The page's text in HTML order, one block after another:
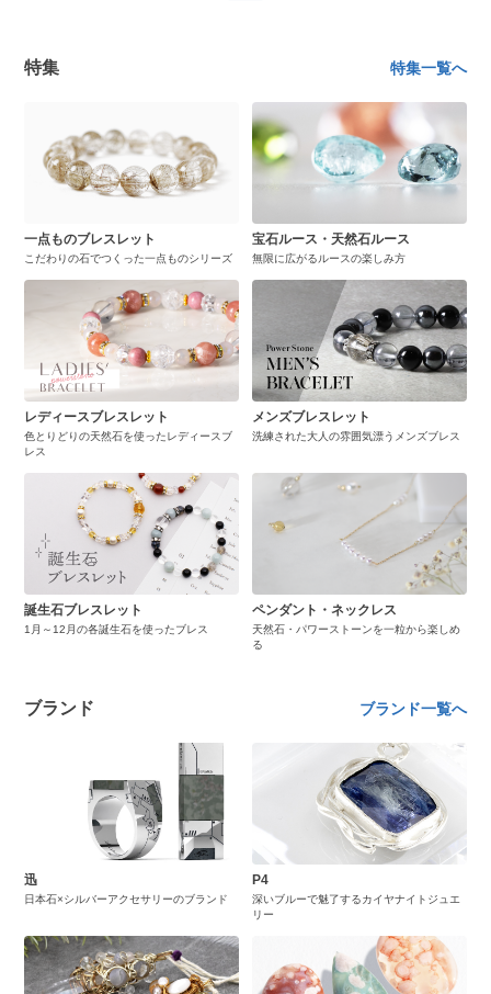
特集 特集一覧へ
一点ものブレスレット
こだわりの石でつくった一点ものシリーズ
宝石ルース・天然石ルース
無限に広がるルースの楽しみ方
レディースブレスレット
色とりどりの天然石を使ったレディースブ
レス
メンズブレスレット
洗練された大人の雰囲気漂うメンズブレス
誕生石ブレスレット
1月～12月の各誕生石を使ったブレス
ペンダント・ネックレス
天然石・パワーストーンを一粒から楽しめ
る
ブランド ブランド一覧へ
迅
日本石×シルバーアクセサリーのブランド
P4
深いブルーで魅了するカイヤナイトジュエ
リー